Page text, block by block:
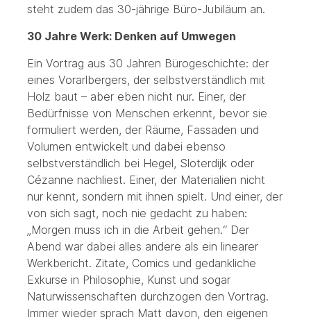
steht zudem das 30-jährige Büro-Jubiläum an.
30 Jahre Werk: Denken auf Umwegen
Ein Vortrag aus 30 Jahren Bürogeschichte: der
eines Vorarlbergers, der selbstverständlich mit
Holz baut – aber eben nicht nur. Einer, der
Bedürfnisse von Menschen erkennt, bevor sie
formuliert werden, der Räume, Fassaden und
Volumen entwickelt und dabei ebenso
selbstverständlich bei Hegel, Sloterdijk oder
Cézanne nachliest. Einer, der Materialien nicht
nur kennt, sondern mit ihnen spielt. Und einer, der
von sich sagt, noch nie gedacht zu haben:
„Morgen muss ich in die Arbeit gehen.“ Der
Abend war dabei alles andere als ein linearer
Werkbericht. Zitate, Comics und gedankliche
Exkurse in Philosophie, Kunst und sogar
Naturwissenschaften durchzogen den Vortrag.
Immer wieder sprach Matt davon, den eigenen